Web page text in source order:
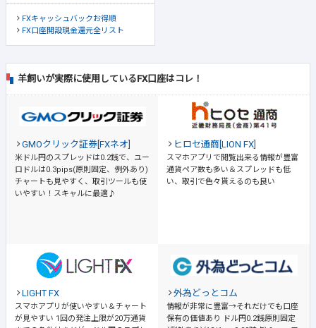
FXキャッシュバックお得順
FX口座開設現金還元全リスト
羊飼いが実際に使用しているFX口座はコレ！
GMOクリック証券[FXネオ]
米ドル円のスプレッドは0.2銭で、ユー
ロドルは0.3pips(原則固定、例外あり)
チャートも見やすく、取引ツールも使
いやすい！スキャルに最適♪
ヒロセ通商[LION FX]
スマホアプリで閲覧出来る情報が豊富
通貨ペア数も多い＆スプレッドも低
い、取引で色々貰えるのも良い
LIGHT FX
スマホアプリが使いやすい＆チャート
が見やすい 1回の発注上限が20万通貨
外為どっとコム
情報が非常に豊富→それだけでも口座
保有の価値あり
ドル円0.2銭原則固定